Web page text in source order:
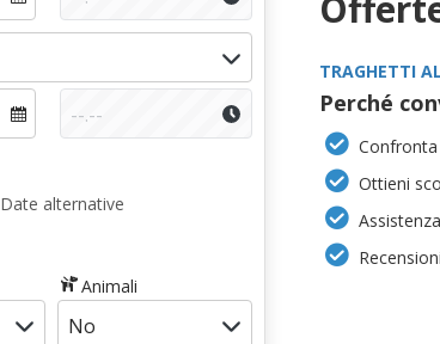
Date alternative
Animali
TRAGHETTI
Perché
Ottieni